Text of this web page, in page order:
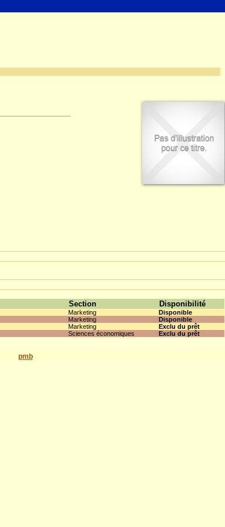
Section Disponibilité
Marketing
Disponible
Marketing
Disponible
Marketing
Exclu du prêt
Sciences économiques Exclu du prêt
pmb